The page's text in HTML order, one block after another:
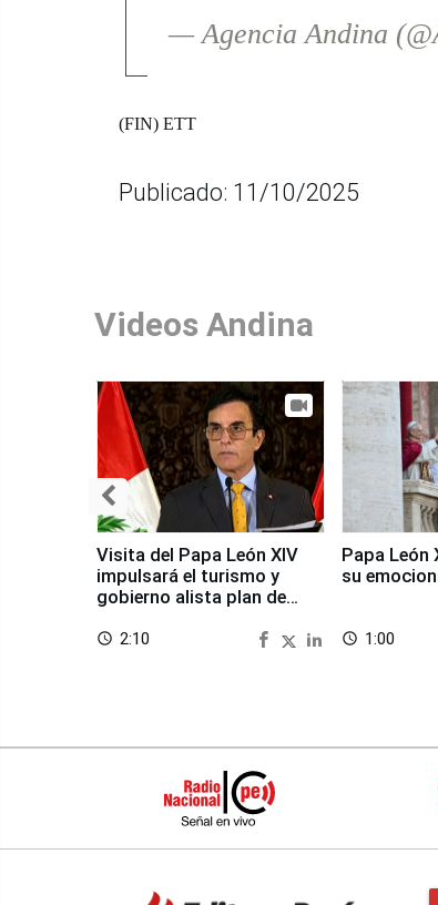
— Agencia Andina
(FIN) ETT
Publicado: 11/10/2025
Videos Andina
Visita del Papa León XIV
impulsará el turismo y
gobierno alista plan de
access_time 2:10
Papa León
su
access_time 1:00